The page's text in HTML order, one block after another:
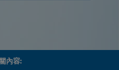
內容: